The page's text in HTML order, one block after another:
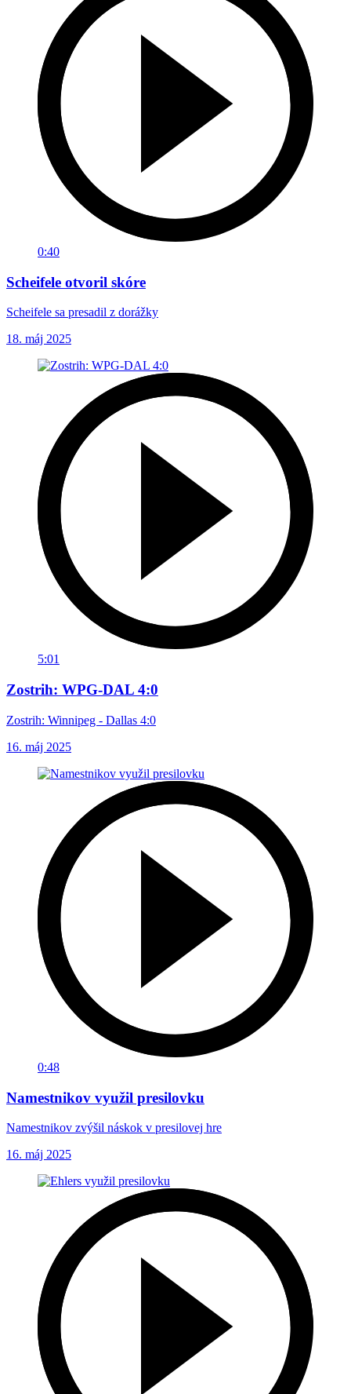
0:40
Scheifele otvoril skóre
Scheifele sa presadil z dorážky
18. máj 2025
5:01
Zostrih: WPG-DAL 4:0
Zostrih: Winnipeg - Dallas 4:0
16. máj 2025
0:48
Namestnikov využil presilovku
Namestnikov zvýšil náskok v presilovej hre
16. máj 2025